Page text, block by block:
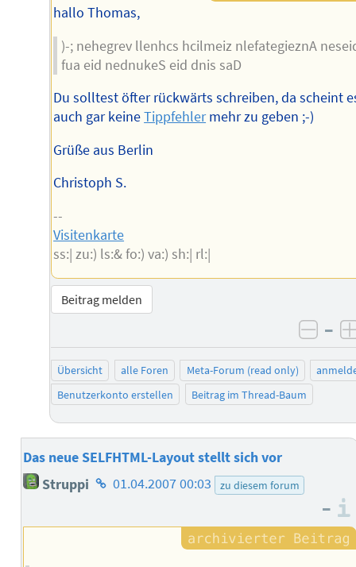
hallo Thomas,
)-; nehegrev llenhcs hcilmeiz nlefategieznA
fua eid nednukeS eid dnis saD
Du solltest öfter rückwärts schreiben, da scheint
auch gar keineTippfehlermehr zu geben ;-)
Grüße aus Berlin
Christoph S.
--
Visitenkarte
ss:| zu:) ls:& fo:) va:) sh:| rl:|
Beitrag melden
–
Übersicht alle Foren Meta-Forum (read only)
Benutzerkonto erstellen
Beitrag im Thread-Baum
Das neue SELFHTML-Layout stellt sich vor
Struppi Homepage
Autors
01.04.2007 00:03 zu diesem forum
–